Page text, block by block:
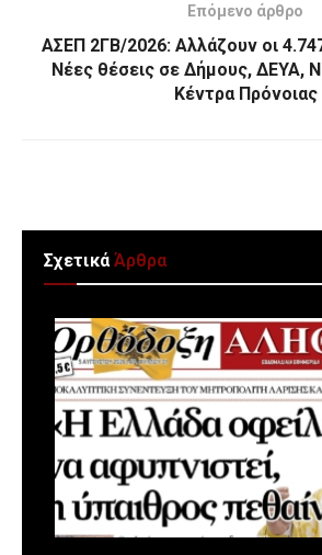
Επόμενο άρθρο
ΑΣΕΠ 2ΓΒ/2026: Αλλάζουν οι
Νέες θέσεις σε Δήμους, ΔΕΥΑ,
Κέντρα Πρόνοιας
ΣχετικάΆρθρα